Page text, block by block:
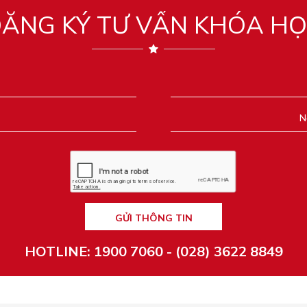
KÝ TƯ VẤN KHÓA
GỬI THÔNG TIN
HOTLINE: 1900 7060 - (028) 3622 8849